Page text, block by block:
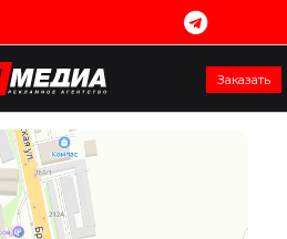
Заказать